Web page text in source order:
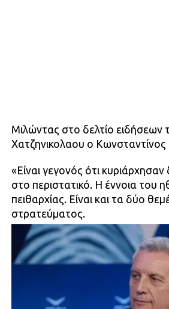
Μιλώντας στο δελτίο ειδήσεων
Χατζηνικολαου ο
«Είναι γεγονός ότι
στο περιστατικό. Η έννοια του
πειθαρχίας. Είναι και τα δύο
στρατεύματος.